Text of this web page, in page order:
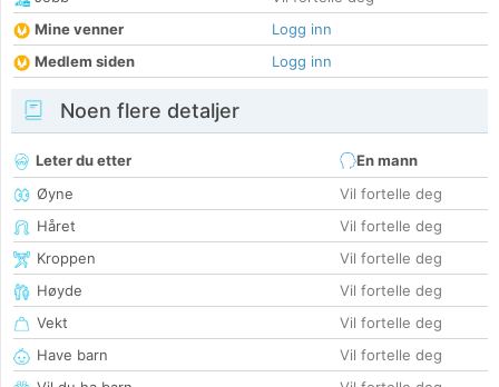
Mine venner
Logg inn
Medlem siden
Logg inn
Noen flere detaljer
Leter du etter
En mann
Øyne
Vil fortelle deg
Håret
Vil fortelle deg
Kroppen
Vil fortelle deg
Høyde
Vil fortelle deg
Vekt
Vil fortelle deg
Have barn
Vil fortelle deg